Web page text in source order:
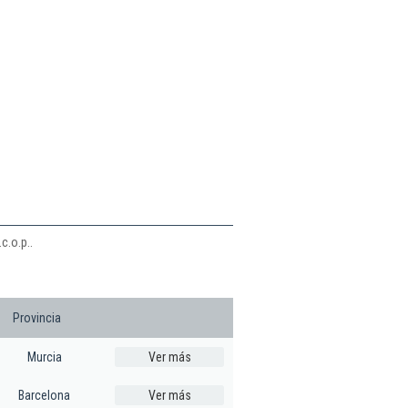
Provincia
Murcia Ver más
Barcelona Ver más